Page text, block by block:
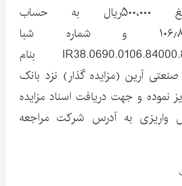
مزایده مبلغ ۵۰۰،۰۰۰ریال به حساب
۱۰۶٫۸۴۰٫۸۷۸۲۰۸٫۱ و شماره شبا
IR38.0690.0106.84000.878.2080.01 بنام
آرین (مزایده گذار) نزد بانک
نموده و جهت دریافت اسناد مزایده
واریزی به آدرس شرکت مراجعه